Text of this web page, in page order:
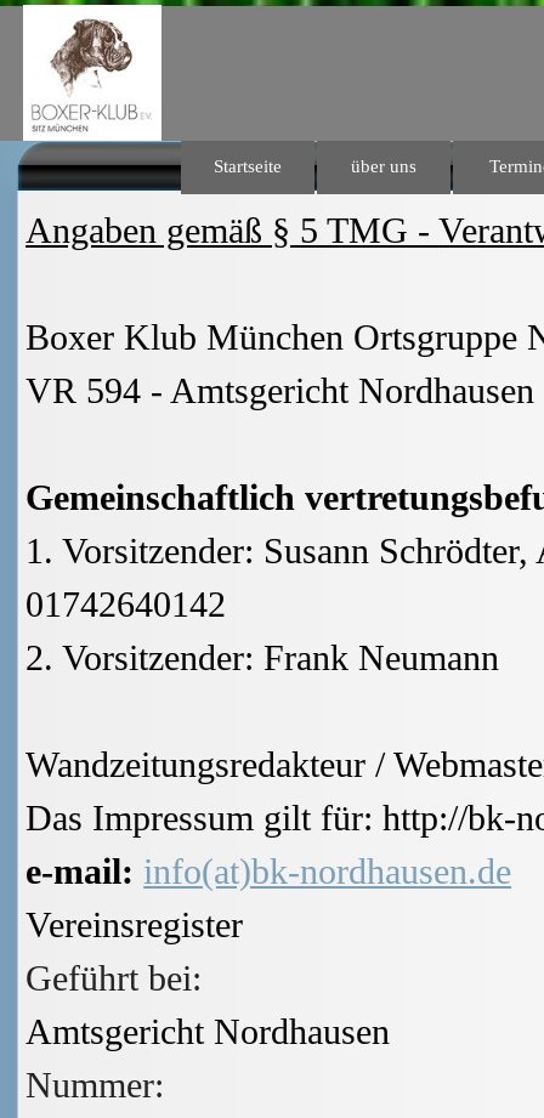
Direkt zum Seiteninhalt
Startseite über uns
Angaben gemäß § 5 TMG -
Boxer Klub München Ortsgruppe
VR 594 - Amtsgericht Nordhausen
Gemeinschaftlich
1. Vorsitzender: Susann
01742640142
2. Vorsitzender: Frank Neumann
Wandzeitungsredakteur /
Das Impressum gilt für: http://bk-
e-mail: info(at)bk-nordhausen.de
Vereinsregister
Geführt bei:
Amtsgericht Nordhausen
Nummer: